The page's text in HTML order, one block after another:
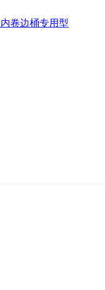
卷边桶专用型